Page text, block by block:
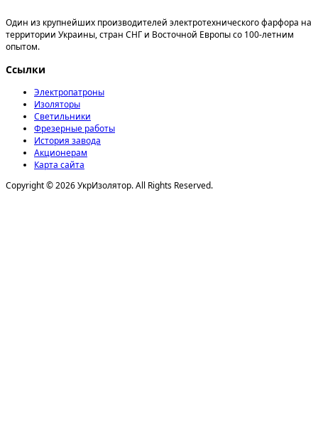
Один из крупнейших производителей электротехнического фарфора на
территории Украины, стран СНГ и Восточной Европы со 100-летним
опытом.
Ссылки
Электропатроны
Изоляторы
Светильники
Фрезерные работы
История завода
Акционерам
Карта сайта
Copyright © 2026 УкрИзолятор. All Rights Reserved.